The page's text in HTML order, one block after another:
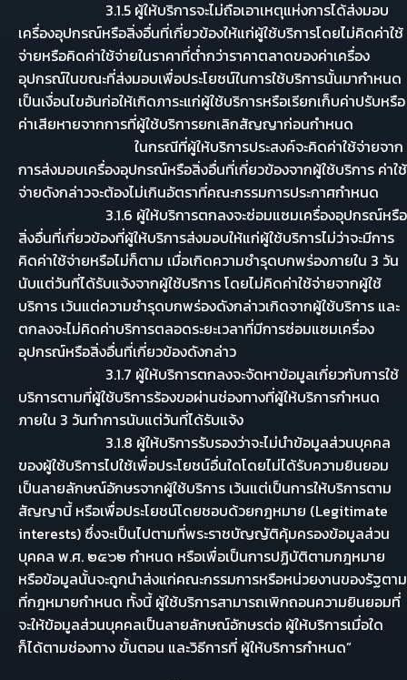
3.1.5 ผู้ให้บริการจะไม่ถือเอาเหตุแห่งการได้ส่งมอบ
เครื่องอุปกรณ์หรือสิ่งอื่นที่เกี่ยวข้องให้แก่ผู้ใช้บริการโดยไม่คิดค่าใช้
จ่ายหรือคิดค่าใช้จ่ายในราคาที่ต่ำกว่าราคาตลาดของค่าเครื่อง
อุปกรณ์ในขณะที่ส่งมอบเพื่อประโยชน์ในการใช้บริการนั้นมากำหนด
เป็นเงื่อนไขอันก่อให้เกิดภาระแก่ผู้ใช้บริการหรือเรียกเก็บค่าปรับหรือ
ค่าเสียหายจากการที่ผู้ใช้บริการยกเลิกสัญญาก่อนกำหนด
ในกรณีที่ผู้ให้บริการประสงค์จะคิดค่าใช้จ่ายจาก
การส่งมอบเครื่องอุปกรณ์หรือสิ่งอื่นที่เกี่ยวข้องจากผู้ใช้บริการ ค่าใช้
จ่ายดังกล่าวจะต้องไม่เกินอัตราที่คณะกรรมการประกาศกำหนด
3.1.6 ผู้ให้บริการตกลงจะซ่อมแซมเครื่องอุปกรณ์หรือ
สิ่งอื่นที่เกี่ยวข้องที่ผู้ให้บริการส่งมอบให้แก่ผู้ใช้บริการไม่ว่าจะมีการ
คิดค่าใช้จ่ายหรือไม่ก็ตาม เมื่อเกิดความชำรุดบกพร่องภายใน 3 วัน
นับแต่วันที่ได้รับแจ้งจากผู้ใช้บริการ โดยไม่คิดค่าใช้จ่ายจากผู้ใช้
บริการ เว้นแต่ความชำรุดบกพร่องดังกล่าวเกิดจากผู้ใช้บริการ และ
ตกลงจะไม่คิดค่าบริการตลอดระยะเวลาที่มีการซ่อมแซมเครื่อง
อุปกรณ์หรือสิ่งอื่นที่เกี่ยวข้องดังกล่าว
3.1.7 ผู้ให้บริการตกลงจะจัดหาข้อมูลเกี่ยวกับการใช้
บริการตามที่ผู้ใช้บริการร้องขอผ่านช่องทางที่ผู้ให้บริการกำหนด
ภายใน 3 วันทำการนับแต่วันที่ได้รับแจ้ง
3.1.8 ผู้ให้บริการรับรองว่าจะไม่นำข้อมูลส่วนบุคคล
ของผู้ใช้บริการไปใช้เพื่อประโยชน์อื่นใดโดยไม่ได้รับความยินยอม
เป็นลายลักษณ์อักษรจากผู้ใช้บริการ เว้นแต่เป็นการให้บริการตาม
สัญญานี้ หรือเพื่อประโยชน์โดยชอบด้วยกฎหมาย (Legitimate
interests) ซึ่งจะเป็นไปตามที่พระราชบัญญัติคุ้มครองข้อมูลส่วน
บุคคล พ.ศ. ๒๕๖๒ กำหนด หรือเพื่อเป็นการปฏิบัติตามกฎหมาย
หรือข้อมูลนั้นจะถูกนำส่งแก่คณะกรรมการหรือหน่วยงานของรัฐตาม
ที่กฎหมายกำหนด ทั้งนี้ ผู้ใช้บริการสามารถเพิกถอนความยินยอมที่
จะให้ข้อมูลส่วนบุคคลเป็นลายลักษณ์อักษรต่อ ผู้ให้บริการเมื่อใด
ก็ได้ตามช่องทาง ขั้นตอน และวิธีการที่ ผู้ให้บริการกำหนด”